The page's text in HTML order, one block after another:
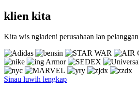
klien kita
Kita wis ngladeni perusahaan lan
Sinau luwih lengkap